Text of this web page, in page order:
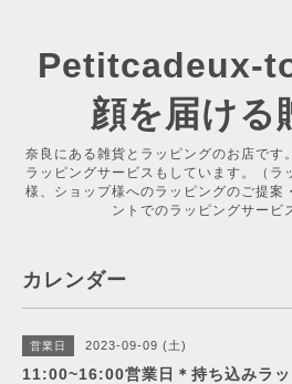
Petitcadeux-
顔を届ける
奈良にある雑貨とラッピングのお店です
ラッピングサービスもしています。（ラ
様、ショップ様へのラッピングのご提案
ントでのラッピングサービ
カレンダー
営業日 2023-09-09 (土)
11:00~16:00営業日＊持ち込みラ